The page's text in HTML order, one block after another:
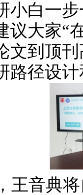
小白一
议大家“
文到顶
路径设
王音典